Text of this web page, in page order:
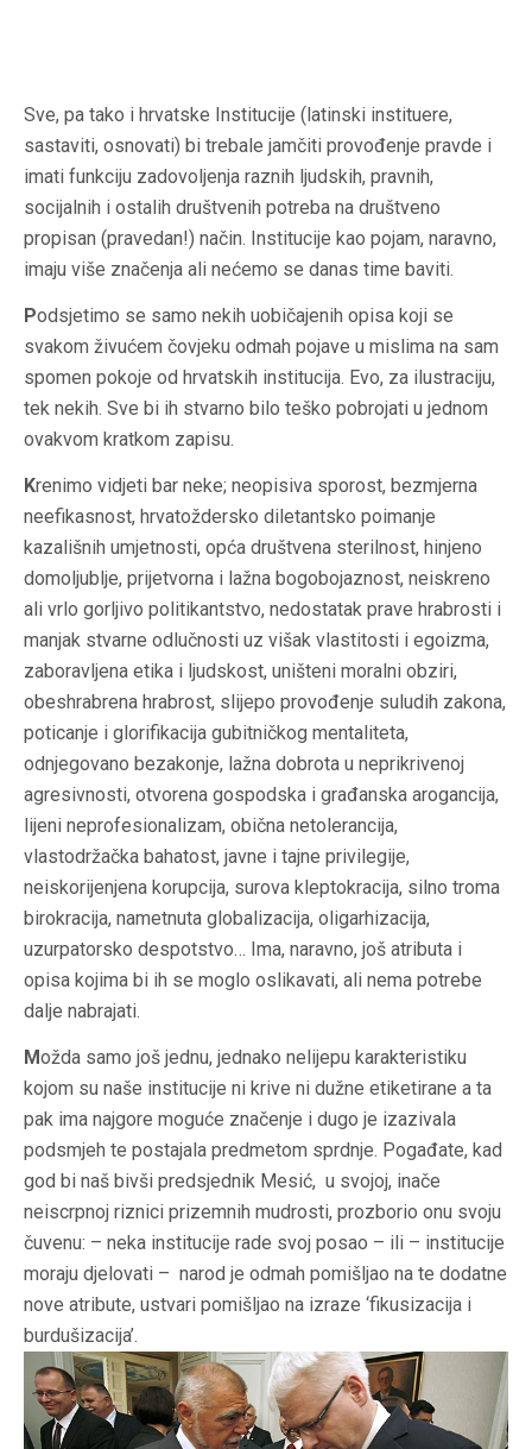
Sve, pa tako i hrvatske Institucije (latinski instituere,
sastaviti, osnovati) bi trebale jamčiti provođenje pravde i
imati funkciju zadovoljenja raznih ljudskih, pravnih,
socijalnih i ostalih društvenih potreba na društveno
propisan (pravedan!) način. Institucije kao pojam, naravno,
imaju više značenja ali nećemo se danas time baviti.
Podsjetimo se samo nekih uobičajenih opisa koji se
svakom živućem čovjeku odmah pojave u mislima na sam
spomen pokoje od hrvatskih institucija. Evo, za ilustraciju,
tek nekih. Sve bi ih stvarno bilo teško pobrojati u jednom
ovakvom kratkom zapisu.
Krenimo vidjeti bar neke; neopisiva sporost, bezmjerna
neefikasnost, hrvatoždersko diletantsko poimanje
kazališnih umjetnosti, opća društvena sterilnost, hinjeno
domoljublje, prijetvorna i lažna bogobojaznost, neiskreno
ali vrlo gorljivo politikantstvo, nedostatak prave hrabrosti i
manjak stvarne odlučnosti uz višak vlastitosti i egoizma,
zaboravljena etika i ljudskost, uništeni moralni obziri,
obeshrabrena hrabrost, slijepo provođenje suludih zakona,
poticanje i glorifikacija gubitničkog mentaliteta,
odnjegovano bezakonje, lažna dobrota u neprikrivenoj
agresivnosti, otvorena gospodska i građanska arogancija,
lijeni neprofesionalizam, obična netolerancija,
vlastodržačka bahatost, javne i tajne privilegije,
neiskorijenjena korupcija, surova kleptokracija, silno troma
birokracija, nametnuta globalizacija, oligarhizacija,
uzurpatorsko despotstvo… Ima, naravno, još atributa i
opisa kojima bi ih se moglo oslikavati, ali nema potrebe
dalje nabrajati.
Možda samo još jednu, jednako nelijepu karakteristiku
kojom su naše institucije ni krive ni dužne etiketirane a ta
pak ima najgore moguće značenje i dugo je izazivala
podsmjeh te postajala predmetom sprdnje. Pogađate, kad
god bi naš bivši predsjednik Mesić, u svojoj, inače
neiscrpnoj riznici prizemnih mudrosti, prozborio onu svoju
čuvenu: – neka institucije rade svoj posao – ili – institucije
moraju djelovati – narod je odmah pomišljao na te dodatne
nove atribute, ustvari pomišljao na izraze ‘fikusizacija i
burdušizacija’.